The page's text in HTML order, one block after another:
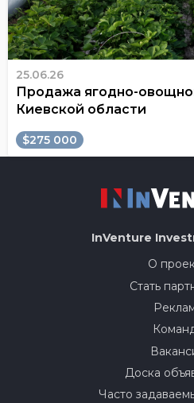
25.06.26
Продажа ягодно-
Киевской области
$275 000
InVenture
О
Стать
Доска
Часто